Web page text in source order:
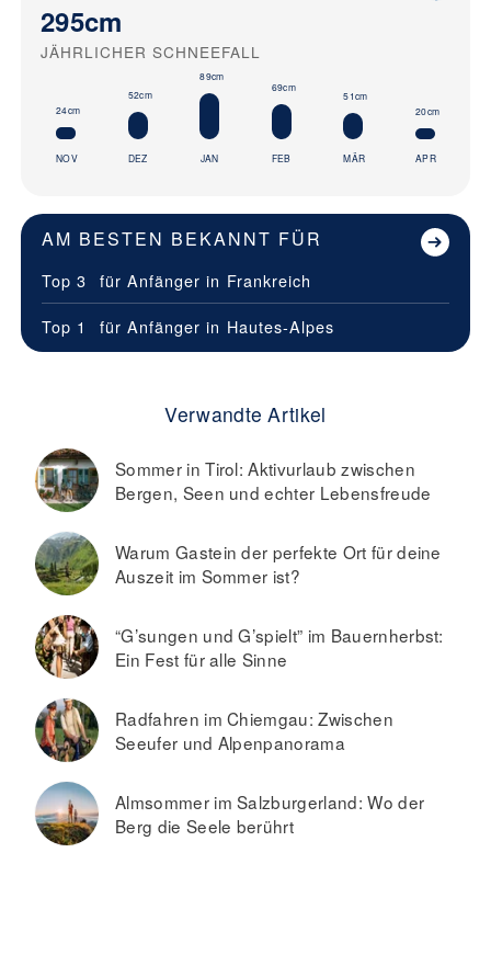
295cm
JÄHRLICHER SCHNEEFALL
24cm
NOV
52cm
DEZ
89cm
JAN
69cm
FEB
51cm
MÄR
20cm
APR
AM BESTEN BEKANNT FÜR
Top 3 für Anfänger in Frankreich
Top 1
für Anfänger in Hautes-Alpes
Verwandte Artikel
Sommer in Tirol: Aktivurlaub zwischen
Bergen, Seen und echter Lebensfreude
Warum Gastein der perfekte Ort für deine
Auszeit im Sommer ist?
“G’sungen und G’spielt” im Bauernherbst:
Ein Fest für alle Sinne
Radfahren im Chiemgau: Zwischen
Seeufer und Alpenpanorama
Almsommer im Salzburgerland: Wo der
Berg die Seele berührt